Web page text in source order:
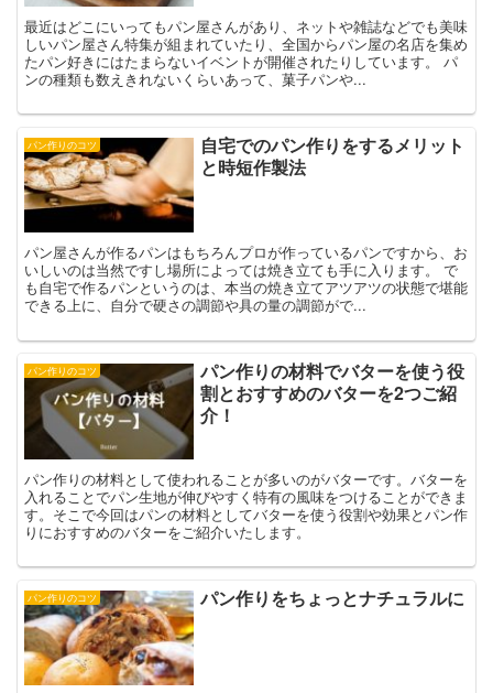
最近はどこにいってもパン屋さんがあり、ネットや雑誌などでも美味
しいパン屋さん特集が組まれていたり、全国からパン屋の名店を集め
たパン好きにはたまらないイベントが開催されたりしています。 パ
ンの種類も数えきれないくらいあって、菓子パンや...
パン作りのコツ
自宅でのパン作りをするメリット
と時短作製法
パン屋さんが作るパンはもちろんプロが作っているパンですから、お
いしいのは当然ですし場所によっては焼き立ても手に入ります。 で
も自宅で作るパンというのは、本当の焼き立てアツアツの状態で堪能
できる上に、自分で硬さの調節や具の量の調節がで...
パン作りのコツ
パン作りの材料でバターを使う役
割とおすすめのバターを2つご紹
介！
パン作りの材料として使われることが多いのがバターです。バターを
入れることでパン生地が伸びやすく特有の風味をつけることができま
す。そこで今回はパンの材料としてバターを使う役割や効果とパン作
りにおすすめのバターをご紹介いたします。
パン作りのコツ パン作りをちょっとナチュラルに